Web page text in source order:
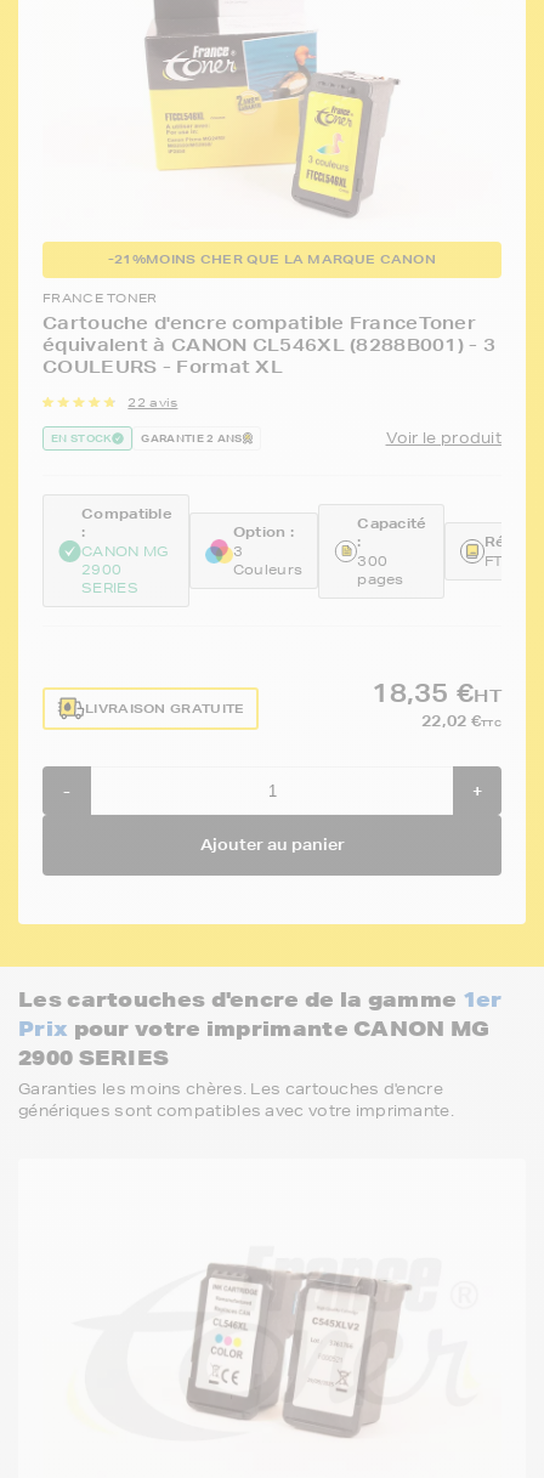
-21%MOINS CHER QUE LA MARQUE CANON
FRANCE TONER
Cartouche d'encre compatible FranceToner
équivalent à CANON CL546XL (8288B001) - 3
COULEURS - Format XL
22 avis
EN STOCK GARANTIE 2 ANS Voir le produit
Compatible
:
CANON MG
2900
SERIES
Option :
3
Couleurs
Capacité
:
300
pages
LIVRAISON GRATUITE
18,35 €HT
22,02 €TTC
- +
Ajouter au panier
Les cartouches d'encre de la gamme 1er
Prix pour votre imprimante CANON MG
2900 SERIES
Garanties les moins chères. Les cartouches d'encre
génériques sont compatibles avec votre imprimante.